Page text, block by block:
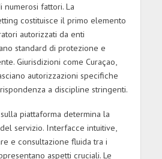
numerosi fattori. La
costituisce il primo elemento
autorizzati da enti
standard di protezione e
Giurisdizioni come Curaçao,
autorizzazioni specifiche
a discipline stringenti.
piattaforma determina la
servizio. Interfacce intuitive,
e consultazione fluida tra i
aspetti cruciali. Le